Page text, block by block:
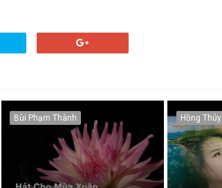
Bùi Phạm Thành Hồng Thúy